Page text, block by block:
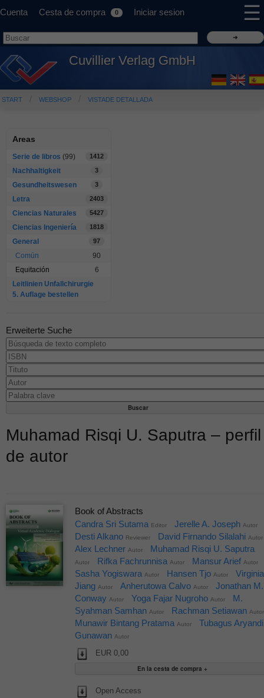
Cuenta Cesta de compra 0 Iniciar sesion ☰
Cuvillier Verlag GmbH
START WEBSHOP VISTADE DETALLADA
Areas
Serie de libros (99) 1412
Nachhaltigkeit 3
Gesundheitswesen 3
Letra 2403
Ciencias Naturales 5427
Ciencias Ingeniería 1818
General 97
Común
90
Equitación
6
Leitlinien Unfallchirurgie
5. Auflage bestellen
Erweiterte Suche
Muhamad Risqi U. Saputra – perfil
de autor
Book of Abstracts
Candra Sri Sutama Editor Jerelle A. Joseph Autor
Desti Alkano Reviewer David Firnando Silalahi Autor
Alex Lechner Autor Muhamad Risqi U. Saputra
Autor Rifka Fachrunnisa Autor Mansur Arief Autor
Sasha Yogiswara Autor Hansen Tjo Autor
Virginia
Jiang Autor Anherutowa Calvo Autor
Jonathan M.
Conway Autor Yoga Fajar Nugroho Autor
M.
Syahman Samhan Autor Rachman Setiawan Autor
Munawir Bintang Pratama Autor
Tubagus Aryandi
Gunawan Autor
EUR 0,00
Open Access